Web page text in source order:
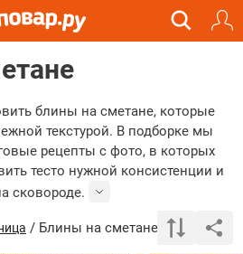
блины на сметане, которые
текстурой. В подборке мы
рецепты с фото, в которых
тесто нужной консистенции и
сковороде.
/ Блины на сметане